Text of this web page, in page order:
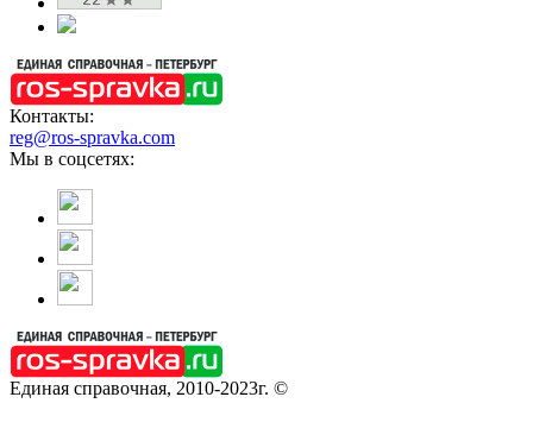
Контакты:
reg@ros-spravka.com
Мы в соцсетях:
Единая справочная, 2010-2023г. ©